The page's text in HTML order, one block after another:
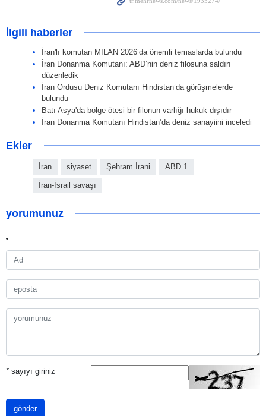
İlgili haberler
İran'lı komutan MILAN 2026’da önemli temaslarda bulundu
İran Donanma Komutanı: ABD’nin deniz filosuna saldırı
düzenledik
İran Ordusu Deniz Komutanı Hindistan’da görüşmelerde
bulundu
Batı Asya'da bölge ötesi bir filonun varlığı hukuk dışıdır
İran Donanma Komutanı Hindistan’da deniz sanayiini inceledi
Ekler
İran siyaset Şehram İrani ABD 1
İran-İsrail savaşı
yorumunuz
*sayıyı giriniz
gönder